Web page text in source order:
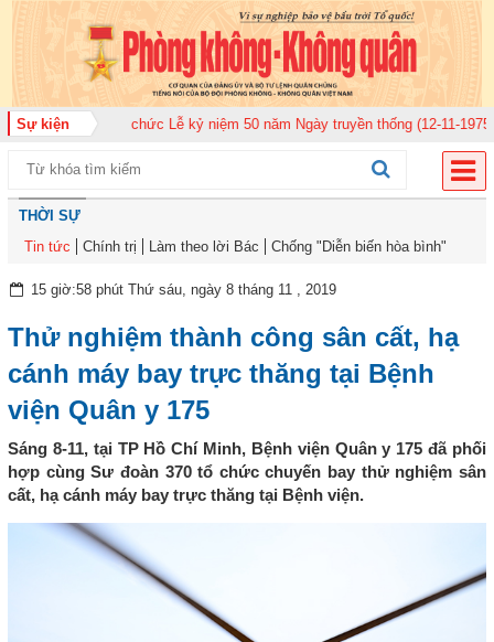
Sự kiện
quân 920 tổ chức Lễ kỷ niệm 50 năm Ngày truyền thống (12-11-1975/12-
THỜI SỰ
Tin tức
Chính trị Làm theo lời Bác Chống "Diễn biến hòa bình"
15 giờ:58 phút Thứ sáu, ngày 8 tháng 11 , 2019
Thử nghiệm thành công sân cất, hạ
cánh máy bay trực thăng tại Bệnh
viện Quân y 175
Sáng 8-11, tại TP Hồ Chí Minh, Bệnh viện Quân y 175 đã phối
hợp cùng Sư đoàn 370 tổ chức chuyến bay thử nghiệm sân
cất, hạ cánh máy bay trực thăng tại Bệnh viện.